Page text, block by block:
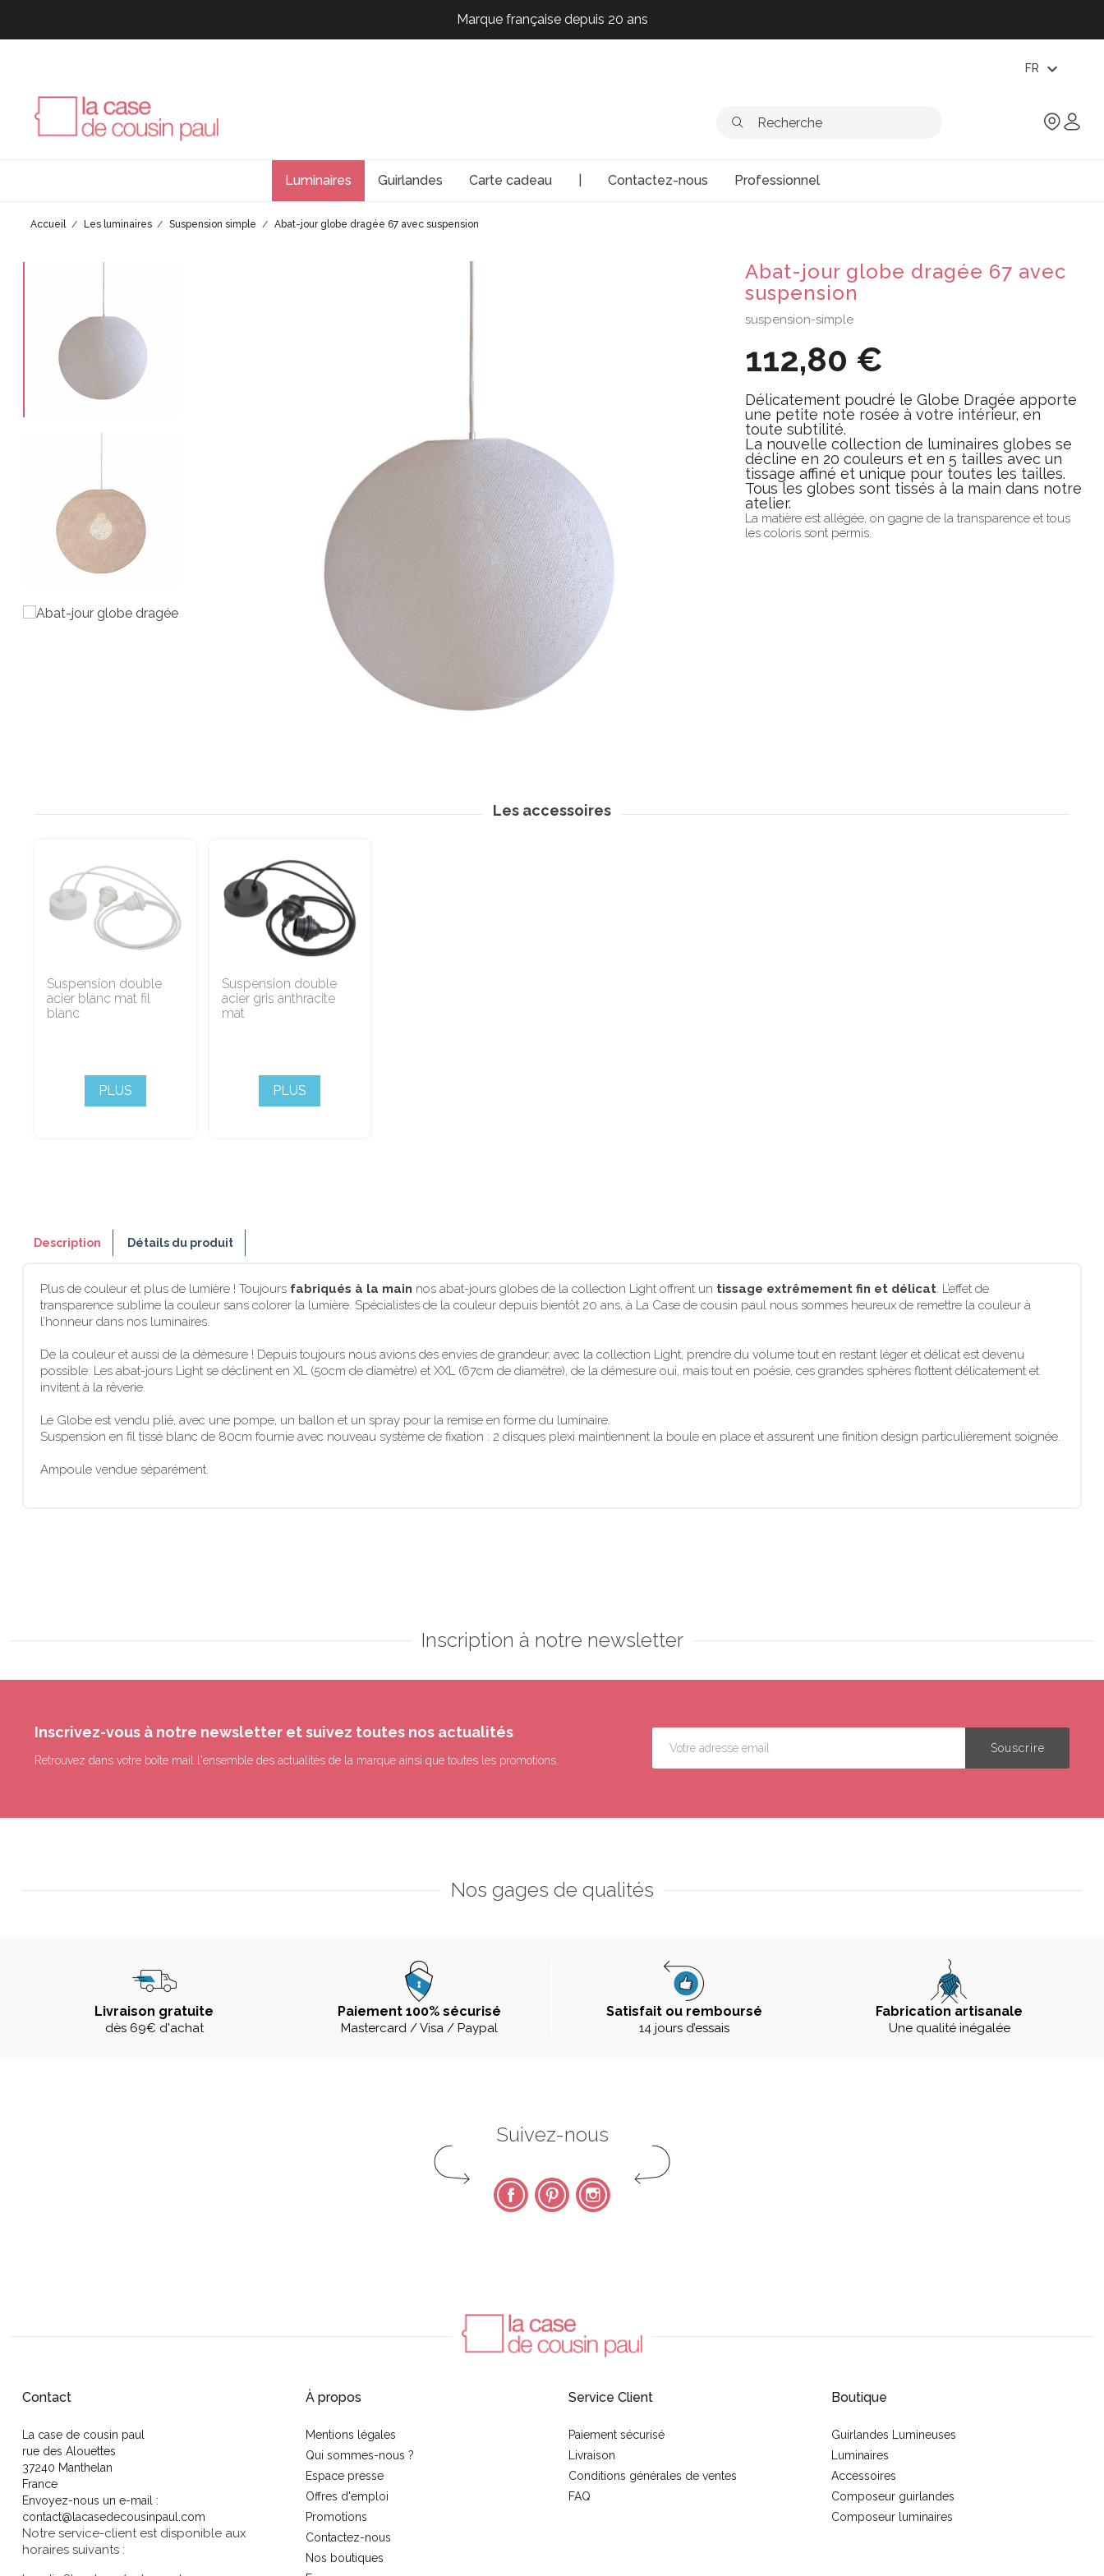
Marque française depuis 20 ans
Marque française depuis 20 ans
FR expand_more
Luminaires Guirlandes Carte cadeau Contactez-nous Professionnel
Accueil Les luminaires Suspension simple Abat-jour globe dragée 67 avec suspension
Abat-jour globe dragée 67 avec
suspension
suspension-simple
112,80 €
Délicatement poudré le Globe Dragée apporte
une petite note rosée à votre intérieur, en
toute subtilité.
La nouvelle collection de luminaires globes se
décline en 20 couleurs et en 5 tailles avec un
tissage affiné et unique pour toutes les tailles.
Tous les globes sont tissés à la main dans notre
atelier.
La matière est allégée, on gagne de la transparence et tous
les coloris sont permis.
Les accessoires
Suspension double
acier blanc mat fil
blanc
PLUS
Suspension double
acier gris anthracite
mat
PLUS
Description Détails du produit
Plus de couleur et plus de lumière ! Toujours fabriqués à la main nos abat-jours globes de la collection Light offrent un tissage extrêmement fin et délicat. L’effet de
transparence sublime la couleur sans colorer la lumière. Spécialistes de la couleur depuis bientôt 20 ans, à La Case de cousin paul nous sommes heureux de remettre la couleur à
l’honneur dans nos luminaires.
De la couleur et aussi de la démesure ! Depuis toujours nous avions des envies de grandeur, avec la collection Light, prendre du volume tout en restant léger et délicat est devenu
possible. Les abat-jours Light se déclinent en XL (50cm de diamètre) et XXL (67cm de diamètre), de la démesure oui, mais tout en poésie, ces grandes sphères flottent délicatement et
invitent à la rêverie.
Le Globe est vendu plié, avec une pompe, un ballon et un spray pour la remise en forme du luminaire.
Suspension en fil tissé blanc de 80cm fournie avec nouveau système de fixation : 2 disques plexi maintiennent la boule en place et assurent une finition design particulièrement soignée.
Ampoule vendue séparément.
Inscription à notre newsletter
Inscrivez-vous à notre newsletter et suivez toutes nos actualités
Retrouvez dans votre boîte mail l'ensemble des actualités de la marque ainsi que toutes les promotions.
Nos gages de qualités
Livraison gratuite
dès 69€ d'achat
Paiement 100% sécurisé
Mastercard / Visa / Paypal
Satisfait ou remboursé
14 jours d’essais
Fabrication artisanale
Une qualité inégalée
Suivez-nous
FacebookPinterest Instagram
Contact
La case de cousin paul
rue des Alouettes
37240 Manthelan
France
Envoyez-nous un e-mail :
contact@lacasedecousinpaul.com
Notre service-client est disponible aux
horaires suivants :
À propos
Mentions légales
Qui sommes-nous ?
Espace presse
Offres d'emploi
Promotions
Contactez-nous
Nos boutiques
Service Client
Paiement sécurisé
Livraison
Conditions générales de ventes
FAQ
Boutique
Guirlandes Lumineuses
Luminaires
Accessoires
Composeur guirlandes
Composeur luminaires